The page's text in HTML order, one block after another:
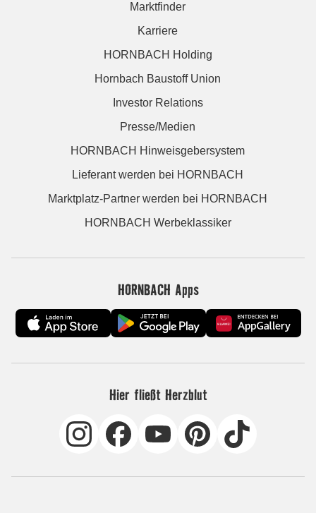
Marktfinder
Karriere
HORNBACH Holding
Hornbach Baustoff Union
Investor Relations
Presse/Medien
HORNBACH Hinweisgebersystem
Lieferant werden bei HORNBACH
Marktplatz-Partner werden bei HORNBACH
HORNBACH Werbeklassiker
HORNBACH Apps
Hier fließt Herzblut